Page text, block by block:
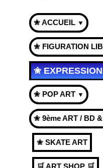
✬ ACCUEIL ▼
✬ FIGURATION
✬
✬ POP ART ▼
✬ 9ème ART / BD
✬ SKATE ART